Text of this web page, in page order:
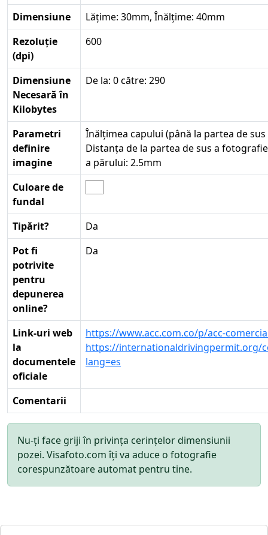
Dimensiune
Lățime: 30mm, Înălțime: 40mm
Rezoluție
(dpi)
600
Dimensiune
Necesară în
Kilobytes
De la: 0 către: 290
Parametri
definire
imagine
Înălțimea capului (până la partea de
Distanța de la partea de sus a
a părului: 2.5mm
Culoare de
fundal
Tipărit?
Da
Pot fi
potrivite
pentru
depunerea
online?
Da
Link-uri web
la
documentele
oficiale
https://www.acc.com.co/p/acc-
https://internationaldrivingpermit.org/
lang=es
Comentarii
Nu-ți face griji în privința cerințelor dimensiunii
pozei. Visafoto.com îți va aduce o fotografie
corespunzătoare automat pentru tine.